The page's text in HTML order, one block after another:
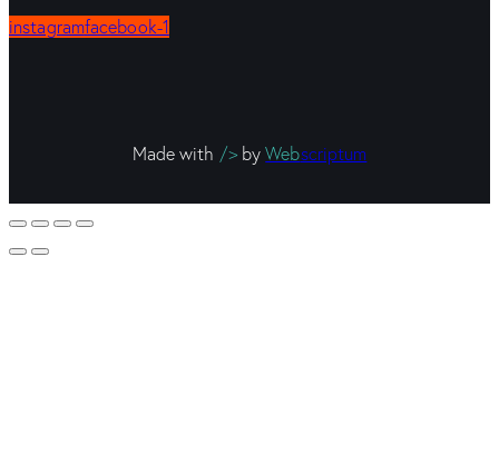
instagramfacebook-1
Made with />byWebscriptum